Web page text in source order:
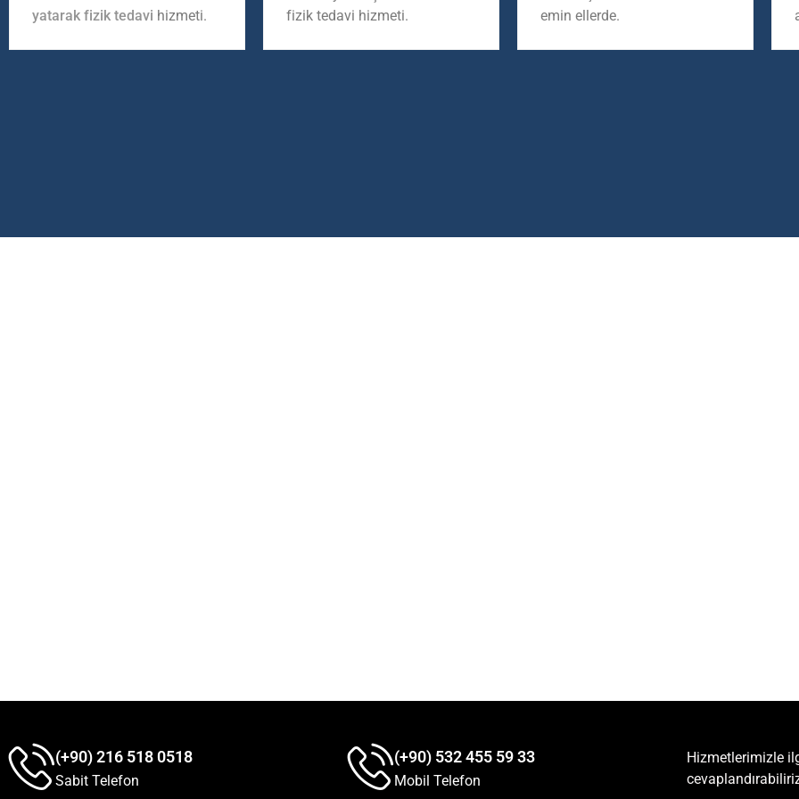
yatarak fizik tedavi hizmeti.
fizik tedavi hizmeti.
emin ellerde.
(+90) 216 518 0518
Sabit Telefon
(+90) 532 455 59 33
Mobil Telefon
Hizmetlerimizle